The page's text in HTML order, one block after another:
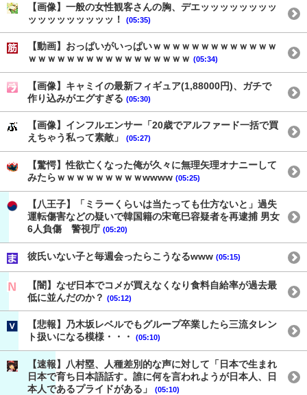
【画像】一般の女性観客さんの胸、デエッッッッッッッッ
ッッッッッッッッッ！
(05:35)
【動画】おっぱいがいっぱいｗｗｗｗｗｗｗｗｗｗｗｗｗ
ｗｗｗｗｗｗｗｗｗｗｗｗｗｗｗｗｗ (05:34)
【画像】キャミイの最新フィギュア(1,88000円)、ガチで
作り込みがエグすぎる (05:30)
【画像】インフルエンサー「20歳でアルファード一括で買
えちゃう私って素敵」
(05:27)
【驚愕】性欲亡くなった俺が久々に無理矢理オナニーして
みたらｗｗｗｗｗｗｗｗｗwwww (05:25)
【八王子】「ミラーくらいは当たっても仕方ないと」過失
運転傷害などの疑いで韓国籍の宋竜巳容疑者を再逮捕 男女
6人負傷 警視庁 (05:20)
彼氏いない子と毎週会ったらこうなるwww (05:15)
【闇】なぜ日本でコメが買えなくなり食料自給率が過去最
低に並んだのか？ (05:12)
【悲報】乃木坂レベルでもグループ卒業したら三流タレン
ト扱いになる模様・・・
(05:10)
【速報】八村塁、人種差別的な声に対して「日本で生まれ
日本で育ち日本語話す。誰に何を言われようが日本人、日
本人であるプライドがある」
(05:10)